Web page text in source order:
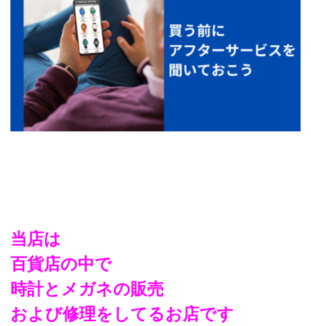
当店は
百貨店の中で
時計とメガネの販売
および修理をしてるお店です